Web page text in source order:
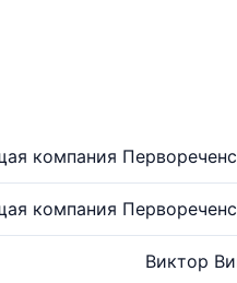
компания
компания
Виктор